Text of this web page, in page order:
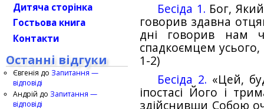
Бесіда 1. Бог,
говорив здавна
дні говорив нам
спадкоємцем
1-2)
Бесіда 2. «Цей,
іпостасі Його і
здійснивши Собою
Дитяча сторінка
Гостьова книга
Контакти
Останні відгуки
Євгенія до Запитання —
відповіді
Андрій до Запитання —
відповіді